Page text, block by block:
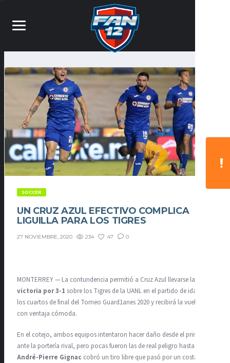
SOCCER
UN CRUZ AZUL EFECTIVO COMPLICA
LIGUILLA PARA LOS TIGRES
27 NOVIEMBRE, 2020 234 47 0
MONTERREY — La contundencia permitió a Cruz Azul llevarse la
victoria por 3-1 sobre los Tigres de la UANL en el partido de ida de
los cuartos de final del Torneo Guard1anes 2020 y recibirá la vuelta
con ventaja cómoda.
En el cotejo, ambos equipos intentaron hacer daño desde el principio
ante la portería rival, pero pocas fueron las de real peligro hasta que
André-Pierre Gignac cobró un tiro libre que pasó por un costado